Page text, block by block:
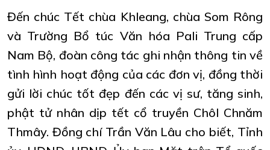
Đến chúc Tết chùa Khleang, chùa Som Rông
và Trường Bổ túc Văn hóa Pali Trung cấp
Nam Bộ, đoàn công tác ghi nhận thông tin về
tình hình hoạt động của các đơn vị, đồng thời
gửi lời chúc tốt đẹp đến các vị sư, tăng sinh,
phật tử nhân dịp tết cổ truyền Chôl Chnăm
Thmây. Đồng chí Trần Văn Lâu cho biết, Tỉnh